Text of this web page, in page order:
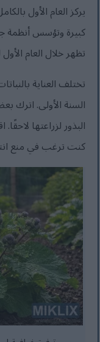
يركز العام الأول
كبيرة وتؤسس أنظمة
تظهر خلال العام
تختلف العناية
السنة الأولى. اترك
البذور لزراعتها
كنت ترغب في منع